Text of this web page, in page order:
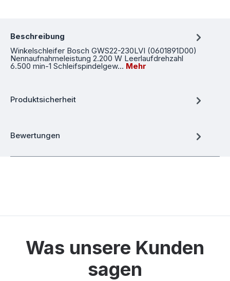
Beschreibung
Winkelschleifer Bosch GWS22-230LVI (0601891D00)
Nennaufnahmeleistung 2.200 W Leerlaufdrehzahl
6.500 min-1 Schleifspindelgew… Mehr
Produktsicherheit
Bewertungen
Was unsere Kunden
sagen